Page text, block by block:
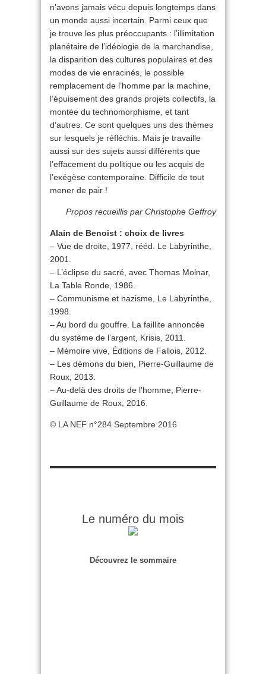
n’avons jamais vécu depuis longtemps dans
un monde aussi incertain. Parmi ceux que
je trouve les plus préoccupants : l’illimitation
planétaire de l’idéologie de la marchandise,
la disparition des cultures populaires et des
modes de vie enracinés, le possible
remplacement de l’homme par la machine,
l’épuisement des grands projets collectifs, la
montée du technomorphisme, et tant
d’autres. Ce sont quelques uns des thèmes
sur lesquels je réfléchis. Mais je travaille
aussi sur des sujets aussi différents que
l’effacement du politique ou les acquis de
l’exégèse contemporaine. Difficile de tout
mener de pair !
Propos recueillis par Christophe Geffroy
Alain de Benoist : choix de livres
– Vue de droite, 1977, rééd. Le Labyrinthe,
2001.
– L’éclipse du sacré, avec Thomas Molnar,
La Table Ronde, 1986.
– Communisme et nazisme, Le Labyrinthe,
1998.
– Au bord du gouffre. La faillite annoncée
du système de l’argent, Krisis, 2011.
– Mémoire vive, Éditions de Fallois, 2012.
– Les démons du bien, Pierre-Guillaume de
Roux, 2013.
– Au-delà des droits de l’homme, Pierre-
Guillaume de Roux, 2016.
© LA NEF n°284 Septembre 2016
Le numéro du mois
Découvrez le sommaire